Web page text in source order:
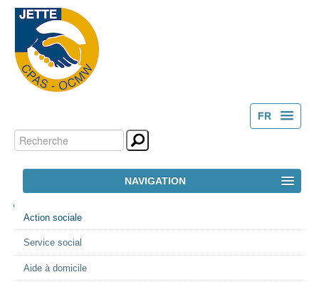
FR
Outils
personnels
Chercher par
Recherche
NAVIGATION
LE CPAS
NAVIGATION
Action sociale
Service social
Aide à domicile